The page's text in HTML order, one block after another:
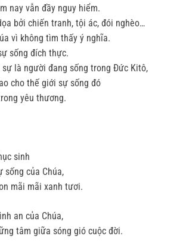
nay vẫn đầy nguy hiểm.
bởi chiến tranh, tội ác, đói nghèo…
vì không tìm thấy ý nghĩa.
sống đích thực.
sự là người đang sống trong Ðức Kitô,
cho thế giới sự sống đó
yêu thương.
sinh
sống của Chúa,
mãi mãi xanh tươi.
an của Chúa,
tâm giữa sóng gió cuộc đời.